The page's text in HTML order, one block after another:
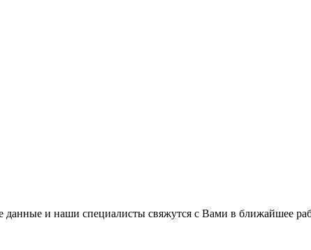
данные и наши специалисты свяжутся с Вами в ближайшее